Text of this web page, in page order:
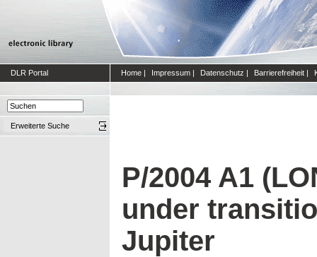
DLR Portal Home | Impressum | Datenschutz | Barrierefreiheit |
Erweiterte Suche
P/2004 A1
under
Jupiter